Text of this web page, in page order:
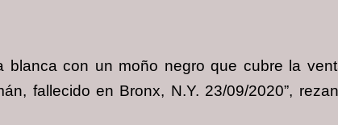
con un moño negro que cubre la
fallecido en Bronx, N.Y. 23/09/2020”,